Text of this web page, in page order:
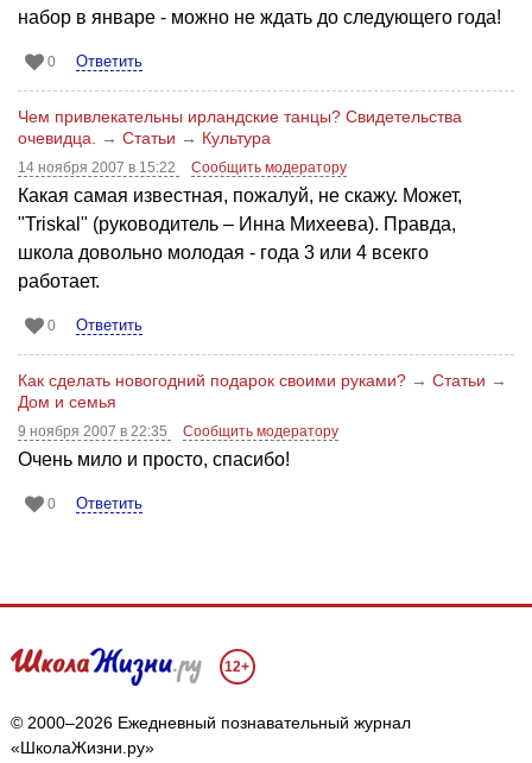
набор в январе - можно не ждать до следующего года!
0 Ответить
Чем привлекательны ирландские танцы? Свидетельства
очевидца.
→ Статьи → Культура
14 ноября 2007 в 15:22 Сообщить модератору
Какая самая известная, пожалуй, не скажу. Может,
"Triskal" (руководитель – Инна Михеева). Правда,
школа довольно молодая - года 3 или 4 всекго
работает.
0 Ответить
Как сделать новогодний подарок своими руками? → Статьи →
Дом и семья
9 ноября 2007 в 22:35 Сообщить модератору
Очень мило и просто, спасибо!
0 Ответить
12+
© 2000–2026 Ежедневный познавательный журнал
«ШколаЖизни.ру»